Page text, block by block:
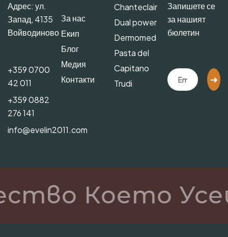
Адрес: ул.
Запад, 4135
Войводиново
+359 0700
42 011
+359 0882
276 141
info@evelin2011.com
За нас
Екип
Блог
Медия
Контакти
Chanteclair
Dual power
Dermomed
Pasta del
Capitano
Trudi
Запишете се
за нашият
бюлетин
Което